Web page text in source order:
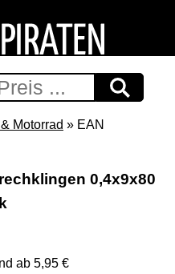
Motorrad » EAN
0,4x9x80
ab 5,95 €